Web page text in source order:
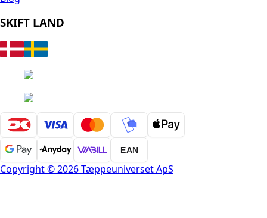
SKIFT LAND
EAN
Copyright © 2026 Tæppeuniverset ApS